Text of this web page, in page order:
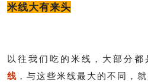
米线大有来头
以往我们吃的米线，大部分
线 ，与这些米线最大的不同，